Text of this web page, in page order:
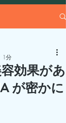
効果があ
が密かに
1分